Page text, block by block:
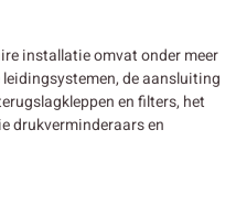
installatie omvat onder meer
de aansluiting
en filters, het
drukverminderaars en